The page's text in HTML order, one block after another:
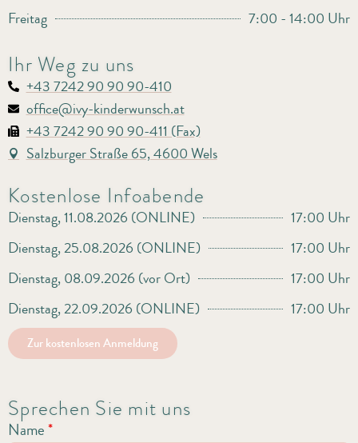
Freitag
7:00 - 14:00 Uhr
Ihr Weg zu uns
+43 7242 90 90 90-410
office@ivy-kinderwunsch.at
+43 7242 90 90 90-411 (Fax)
Salzburger Straße 65, 4600 Wels
Kostenlose Infoabende
Dienstag, 11.08.2026 (ONLINE)
17:00 Uhr
Dienstag, 25.08.2026 (ONLINE)
17:00 Uhr
Dienstag, 08.09.2026 (vor Ort)
17:00 Uhr
Dienstag, 22.09.2026 (ONLINE)
17:00 Uhr
Zur kostenlosen Anmeldung
Sprechen Sie mit uns
Name*